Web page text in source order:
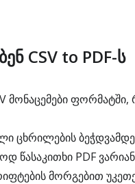
CSV to PDF-ს
მონაცემები
ცხრილების
წასაკითხი PDF
მორგებით